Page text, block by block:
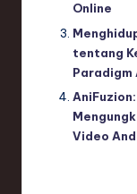
Online
tentang
Paradigm
Video